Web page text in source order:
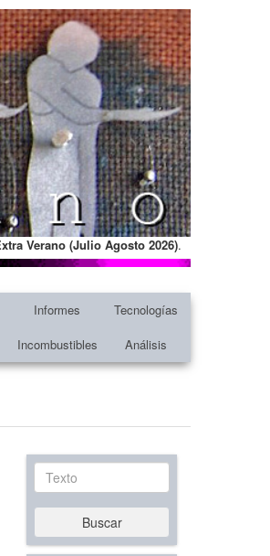
Verano (Julio Agosto 2026).
Informes
Tecnologías
Incombustibles Análisis
Texto
Buscar